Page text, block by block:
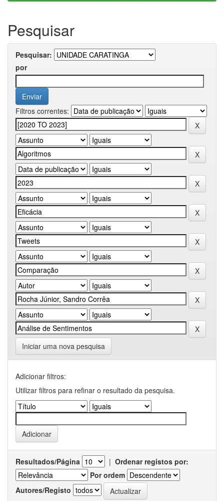
Pesquisar
Pesquisar:
por
Filtros correntes:
Iniciar uma nova pesquisa
Adicionar filtros:
Utilizar filtros para refinar o resultado da pesquisa.
Resultados/Página | Ordenar registos por:
Por ordem
Autores/Registo